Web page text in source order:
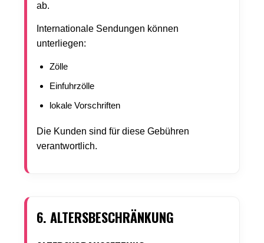
ab.
Internationale Sendungen können
unterliegen:
Zölle
Einfuhrzölle
lokale Vorschriften
Die Kunden sind für diese Gebühren
verantwortlich.
6. ALTERSBESCHRÄNKUNG